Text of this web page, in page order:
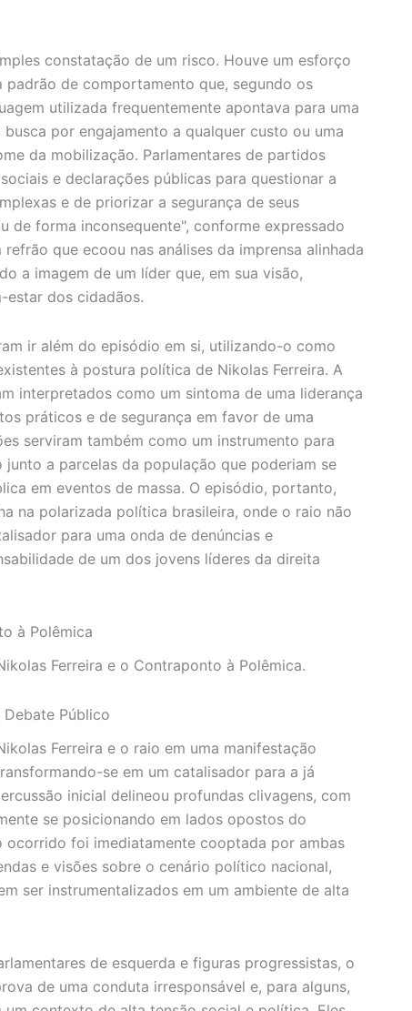
constatação de um risco. Houve um esforço
de comportamento que, segundo os
utilizada frequentemente apontava para uma
por engajamento a qualquer custo ou uma
da mobilização. Parlamentares de partidos
e declarações públicas para questionar a
e de priorizar a segurança de seus
de forma inconsequente", conforme expressado
que ecoou nas análises da imprensa alinhada
a imagem de um líder que, em sua visão,
estar dos cidadãos.
ir além do episódio em si, utilizando-o como
à postura política de Nikolas Ferreira. A
interpretados como um sintoma de uma liderança
práticos e de segurança em favor de uma
serviram também como um instrumento para
a parcelas da população que poderiam se
em eventos de massa. O episódio, portanto,
na polarizada política brasileira, onde o raio não
para uma onda de denúncias e
de um dos jovens líderes da direita
à Polêmica
Ferreira e o Contraponto à Polêmica.
Público
Ferreira e o raio em uma manifestação
se em um catalisador para a já
inicial delineou profundas clivagens, com
se posicionando em lados opostos do
foi imediatamente cooptada por ambas
e visões sobre o cenário político nacional,
ser instrumentalizados em um ambiente de alta
de esquerda e figuras progressistas, o
de uma conduta irresponsável e, para alguns,